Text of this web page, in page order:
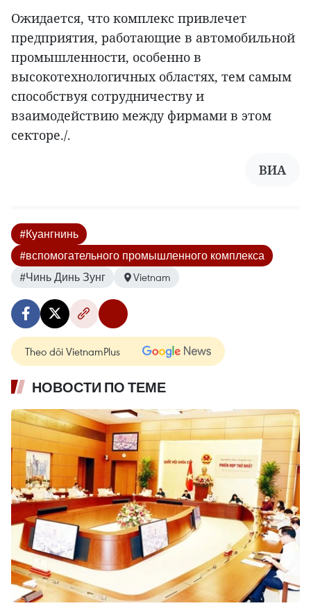
Ожидается, что комплекс привлечет
предприятия, работающие в автомобильной
промышленности, особенно в
высокотехнологичных областях, тем самым
способствуя сотрудничеству и
взаимодействию между фирмами в этом
секторе./.
ВИА
#Куангнинь
#вспомогательного промышленного комплекса
#Чинь Динь Зунг
Vietnam
Theo dõi VietnamPlus
НОВОСТИ ПО ТЕМЕ